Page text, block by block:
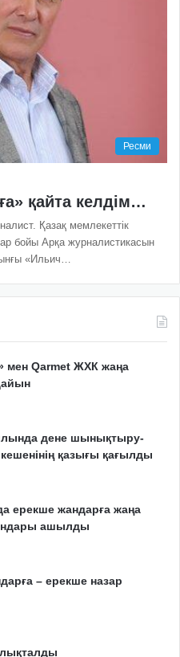
Ресми
қайта келдім…
Қазақ мемлекеттік
бойы Арқа журналис­тикасын
«Ильич…
мен Qarmet ЖХК жаңа
дене шынықтыру-
қазығы қағылды
ерекше жандарға жаңа
ашылды
– ерекше назар